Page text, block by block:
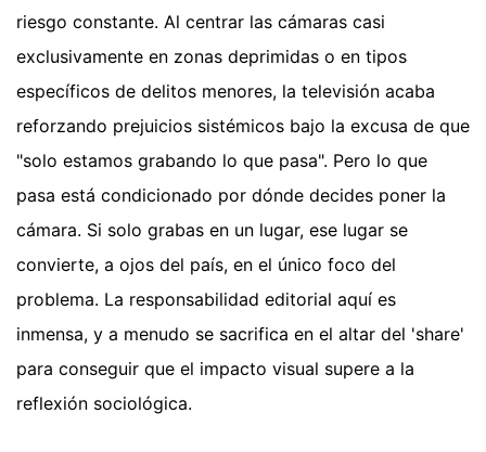
riesgo constante. Al centrar las cámaras casi
exclusivamente en zonas deprimidas o en tipos
específicos de delitos menores, la televisión acaba
reforzando prejuicios sistémicos bajo la excusa de que
"solo estamos grabando lo que pasa". Pero lo que
pasa está condicionado por dónde decides poner la
cámara. Si solo grabas en un lugar, ese lugar se
convierte, a ojos del país, en el único foco del
problema. La responsabilidad editorial aquí es
inmensa, y a menudo se sacrifica en el altar del 'share'
para conseguir que el impacto visual supere a la
reflexión sociológica.